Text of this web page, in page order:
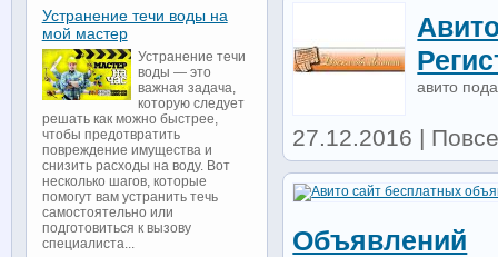
авито
27.12.2016 |
Объявлений
Устранение течи воды на
мой мастер
Устранение течи
воды — это
важная задача,
которую следует
решать как можно быстрее,
чтобы предотвратить
повреждение имущества и
снизить расходы на воду. Вот
несколько шагов, которые
помогут вам устранить течь
самостоятельно или
подготовиться к вызову
специалиста...